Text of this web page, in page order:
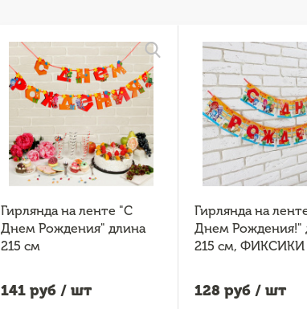
Гирлянда на ленте "С
Днем Рождения" длина
215 см
141 руб / шт
Гирлянда на
Днем Рождения!"
215 см, ФИКСИКИ
128 руб / шт